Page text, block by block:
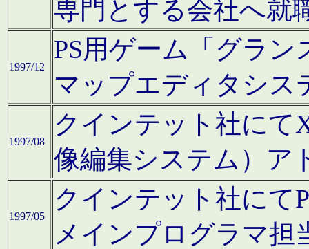
専門とする会社へ就
1997/12
PS用ゲーム「グラン
マップエディタシス
1997/08
クインテット社にて
像編集システム）ア
1997/05
クインテット社にて
メインプログラマ担